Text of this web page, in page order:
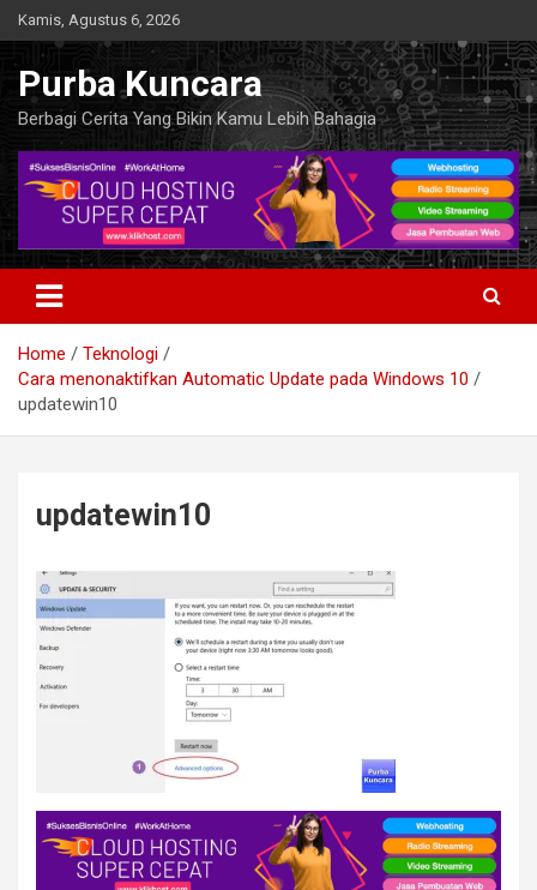
Skip
to
content
Kamis, Agustus 6, 2026
Purba Kuncara
Berbagi Cerita Yang Bikin Kamu Lebih Bahagia
Home
Teknologi
Cara menonaktifkan Automatic Update pada Windows 10
updatewin10
updatewin10